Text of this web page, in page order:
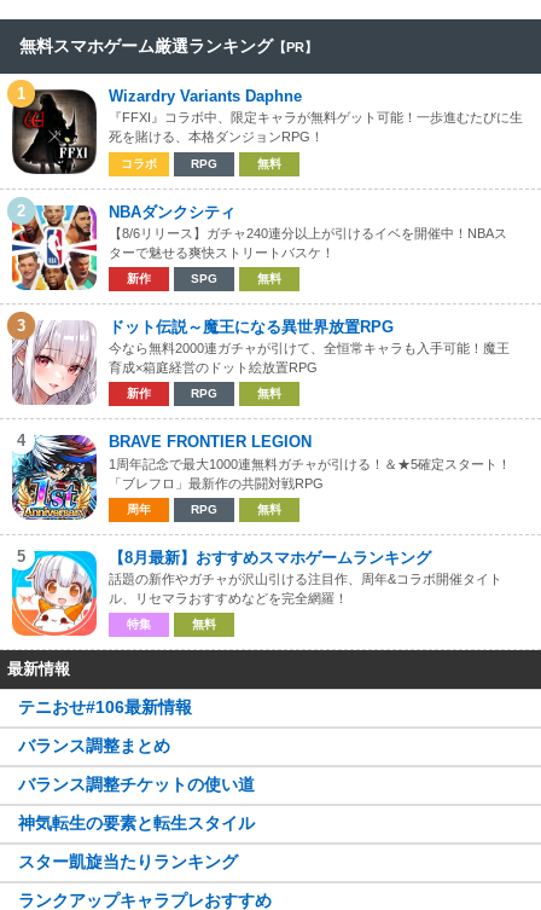
無料スマホゲーム厳選ランキング 【PR】
1 Wizardry Variants Daphne
『FFXI』コラボ中、限定キャラが無料ゲット可能！一歩進むたびに生
死を賭ける、本格ダンジョンRPG！
コラボ RPG 無料
2 NBAダンクシティ
【8/6リリース】ガチャ240連分以上が引けるイベを開催中！NBAス
ターで魅せる爽快ストリートバスケ！
新作 SPG 無料
3 ドット伝説～魔王になる異世界放置RPG
今なら無料2000連ガチャが引けて、全恒常キャラも入手可能！魔王
育成×箱庭経営のドット絵放置RPG
新作 RPG 無料
4 BRAVE FRONTIER LEGION
1周年記念で最大1000連無料ガチャが引ける！＆★5確定スタート！
「ブレフロ」最新作の共闘対戦RPG
周年 RPG 無料
5 【8月最新】おすすめスマホゲームランキング
話題の新作やガチャが沢山引ける注目作、周年&コラボ開催タイト
ル、リセマラおすすめなどを完全網羅！
特集 無料
最新情報
テニおせ#106最新情報
バランス調整まとめ
バランス調整チケットの使い道
神気転生の要素と転生スタイル
スター凱旋当たりランキング
ランクアップキャラプレおすすめ